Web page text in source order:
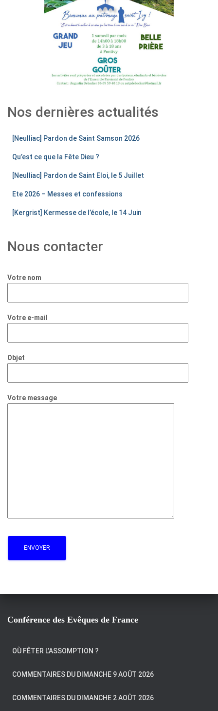
Nos dernières actualités
[Neulliac] Pardon de Saint Samson 2026
Qu’est ce que la Fête Dieu ?
[Neulliac] Pardon de Saint Eloi, le 5 Juillet
Ete 2026 – Messes et confessions
[Kergrist] Kermesse de l’école, le 14 Juin
Nous contacter
Votre nom
Votre e-mail
Objet
Votre message
Conférence des Evêques de France
OÙ FÊTER L’ASSOMPTION ?
COMMENTAIRES DU DIMANCHE 9 AOÛT 2026
COMMENTAIRES DU DIMANCHE 2 AOÛT 2026